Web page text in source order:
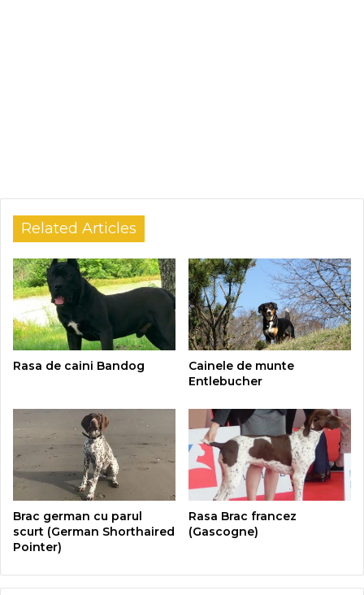
Related Articles
Rasa de caini Bandog
Cainele de munte
Entlebucher
Brac german cu parul
scurt (German Shorthaired
Pointer)
Rasa Brac francez
(Gascogne)